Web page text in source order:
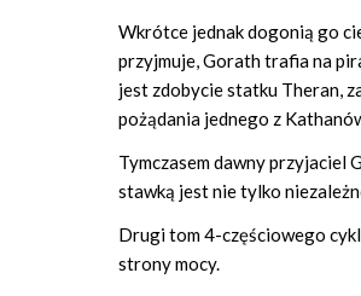
Wkrótce jednak dogonią go
przyjmuje, Gorath trafia na
jest zdobycie statku Theran,
pożądania jednego z
Tymczasem dawny przyjaciel
stawką jest nie tylko
Drugi tom 4-częściowego
strony mocy.